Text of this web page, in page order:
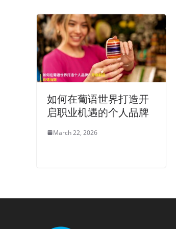
如何在葡语世界打造开
启职业机遇的个人品牌
March 22, 2026